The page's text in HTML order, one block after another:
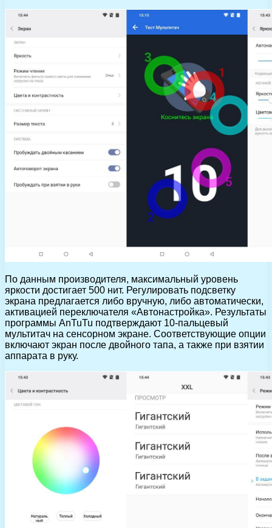
По данным производителя, максимальный уровень
яркости достигает 500 нит. Регулировать подсветку
экрана предлагается либо вручную, либо автоматически,
активацией переключателя «Автонастройка». Результаты
программы AnTuTu подтверждают 10-пальцевый
мультитач на сенсорном экране. Соответствующие опции
включают экран после двойного тапа, а также при взятии
аппарата в руку.